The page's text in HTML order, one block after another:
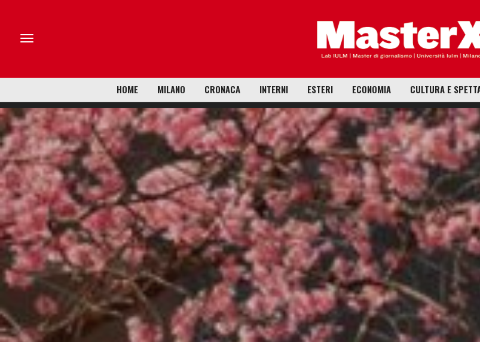
HOME MILANO CRONACA INTERNI ESTERI ECONOMIA CULTURA E